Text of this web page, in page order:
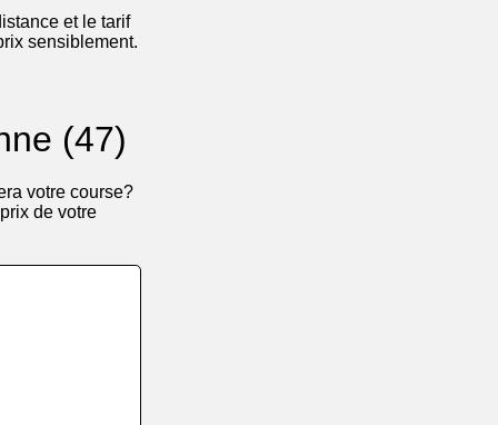
et le tarif
sensiblement.
(47)
votre course?
de votre